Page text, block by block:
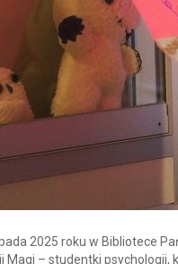
2025 roku w Bibliotece
Magi – studentki psychologii,